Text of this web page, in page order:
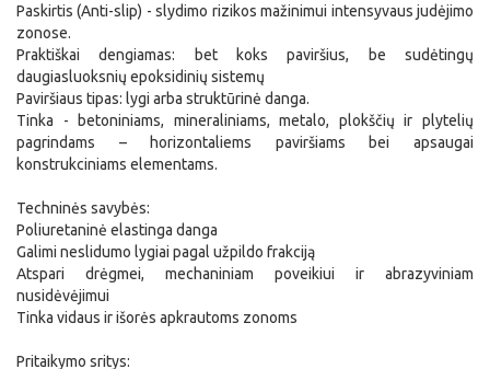
Paskirtis (Anti-slip) - slydimo rizikos mažinimui intensyvaus judėjimo
zonose.
Praktiškai dengiamas: bet koks paviršius, be sudėtingų
daugiasluoksnių epoksidinių sistemų
Paviršiaus tipas: lygi arba struktūrinė danga.
Tinka - betoniniams, mineraliniams, metalo, plokščių ir plytelių
pagrindams – horizontaliems paviršiams bei apsaugai
konstrukciniams elementams.
Techninės savybės:
Poliuretaninė elastinga danga
Galimi neslidumo lygiai pagal užpildo frakciją
Atspari drėgmei, mechaniniam poveikiui ir abrazyviniam
nusidėvėjimui
Tinka vidaus ir išorės apkrautoms zonoms
Pritaikymo sritys: